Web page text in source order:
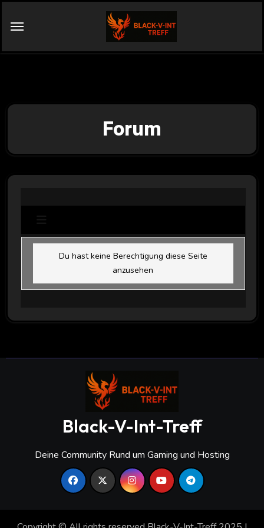
Forum
Du hast keine Berechtigung diese Seite
anzusehen
Black-V-Int-Treff
Deine Community Rund um Gaming und Hosting